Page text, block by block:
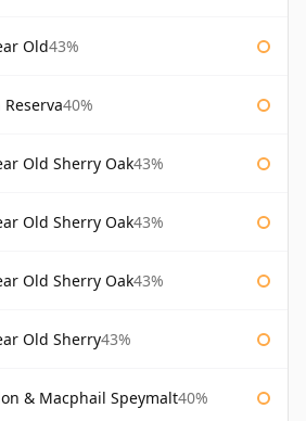
Old43%
40%
Old Sherry Oak43%
Old Sherry Oak43%
Old Sherry Oak43%
Old Sherry43%
& Macphail Speymalt40%